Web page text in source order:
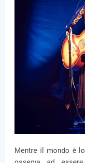
Mentre il mondo è